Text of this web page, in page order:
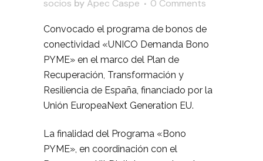
socios by Apec Caspe 0 Comments
Convocado el programa de bonos de
conectividad «UNICO Demanda Bono
PYME» en el marco del Plan de
Recuperación, Transformación y
Resiliencia de España, financiado por la
Unión EuropeaNext Generation EU.
La finalidad del Programa «Bono
PYME», en coordinación con el